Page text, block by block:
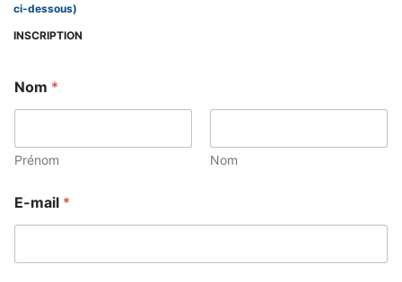
ci-dessous)
INSCRIPTION
Nom *
Prénom Nom
E-mail *